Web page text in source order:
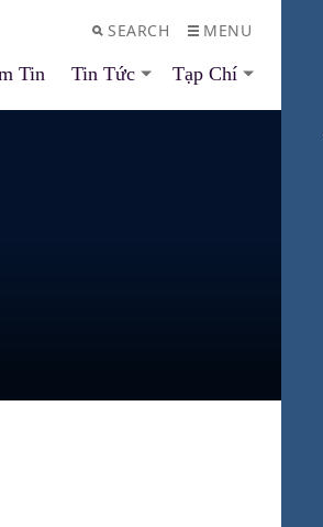
SEARCH MENU
Tin Tin Tức Tạp Chí